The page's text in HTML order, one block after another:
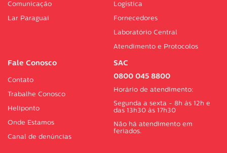
Comunicação
Lar Paraguai
Logística
Fornecedores
Laboratório Central
Atendimento e Protocolos
Fale Conosco
Contato
Trabalhe Conosco
Heliponto
Onde Estamos
Canal de denúncias
SAC
0800 045 8800
Horário de atendimento:
Segunda a sexta - 8h às 12h e
das 13h30 às 17h30
Não há atendimento em
feriados.